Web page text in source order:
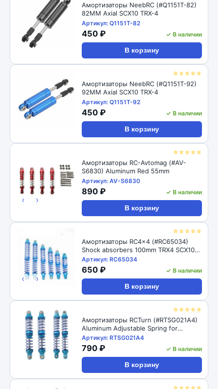
Амортизаторы NeebRC (#Q1151T-82)
82MM Axial SCX10 TRX-4
Артикул: Q1151T-82
450 ₽ ✓ В наличии
В корзину
☆☆☆☆☆
Амортизаторы NeebRC (#Q1151T-92)
92MM Axial SCX10 TRX-4
Артикул: Q1151T-92
450 ₽ ✓ В наличии
В корзину
☆☆☆☆☆
‹ ›
Амортизаторы RC-Avtomag (#AV-
S6830) Aluminum Red 55mm
Артикул: AV-S6830
890 ₽ ✓ В наличии
В корзину
☆☆☆☆☆
‹ ›
Амортизаторы RC4x4 (#RC65034)
Shock absorbers 100mm TRX4 SCX10
D90 1/10
Артикул: RC65034
650 ₽ ✓ В наличии
В корзину
☆☆☆☆☆
Амортизаторы RCTurn (#RTSG021A4)
Aluminum Adjustable Spring for
Crawler - Black 1pair/set(2pcs)
100x15mm
Артикул: RTSG021A4
790 ₽ ✓ В наличии
В корзину